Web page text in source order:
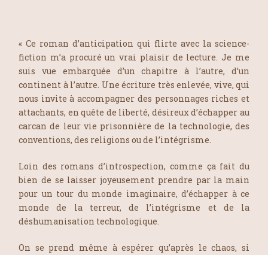
« Ce roman d’anticipation qui flirte avec la science-
fiction m’a procuré un vrai plaisir de lecture. Je me
suis vue embarquée d’un chapitre à l’autre, d’un
continent à l’autre. Une écriture très enlevée, vive, qui
nous invite à accompagner des personnages riches et
attachants, en quête de liberté, désireux d’échapper au
carcan de leur vie prisonnière de la technologie, des
conventions, des religions ou de l’intégrisme.
Loin des romans d’introspection, comme ça fait du
bien de se laisser joyeusement prendre par la main
pour un tour du monde imaginaire, d’échapper à ce
monde de la terreur, de l’intégrisme et de la
déshumanisation technologique.
On se prend même à espérer qu’après le chaos, si